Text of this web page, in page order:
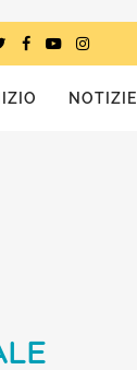
NOTIZIE